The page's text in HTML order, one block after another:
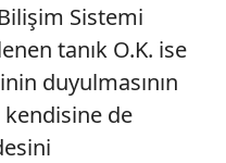
Sistemi
tanık O.K. ise
duyulmasının
kendisine de